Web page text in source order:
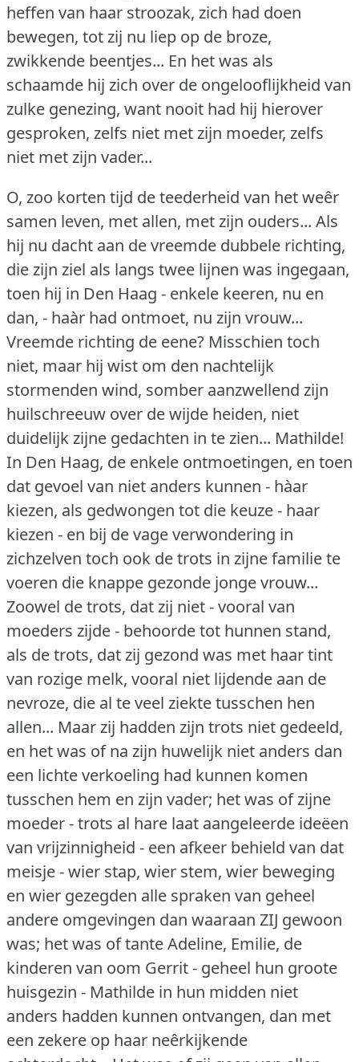
heffen van haar stroozak, zich had doen
bewegen, tot zij nu liep op de broze,
zwikkende beentjes... En het was als
schaamde hij zich over de ongelooflijkheid van
zulke genezing, want nooit had hij hierover
gesproken, zelfs niet met zijn moeder, zelfs
niet met zijn vader...
O, zoo korten tijd de teederheid van het weêr
samen leven, met allen, met zijn ouders... Als
hij nu dacht aan de vreemde dubbele richting,
die zijn ziel als langs twee lijnen was ingegaan,
toen hij in Den Haag - enkele keeren, nu en
dan, - haàr had ontmoet, nu zijn vrouw...
Vreemde richting de eene? Misschien toch
niet, maar hij wist om den nachtelijk
stormenden wind, somber aanzwellend zijn
huilschreeuw over de wijde heiden, niet
duidelijk zijne gedachten in te zien... Mathilde!
In Den Haag, de enkele ontmoetingen, en toen
dat gevoel van niet anders kunnen - hàar
kiezen, als gedwongen tot die keuze - haar
kiezen - en bij de vage verwondering in
zichzelven toch ook de trots in zijne familie te
voeren die knappe gezonde jonge vrouw...
Zoowel de trots, dat zij niet - vooral van
moeders zijde - behoorde tot hunnen stand,
als de trots, dat zij gezond was met haar tint
van rozige melk, vooral niet lijdende aan de
nevroze, die al te veel ziekte tusschen hen
allen... Maar zij hadden zijn trots niet gedeeld,
en het was of na zijn huwelijk niet anders dan
een lichte verkoeling had kunnen komen
tusschen hem en zijn vader; het was of zijne
moeder - trots al hare laat aangeleerde ideëen
van vrijzinnigheid - een afkeer behield van dat
meisje - wier stap, wier stem, wier beweging
en wier gezegden alle spraken van geheel
andere omgevingen dan waaraan ZIJ gewoon
was; het was of tante Adeline, Emilie, de
kinderen van oom Gerrit - geheel hun groote
huisgezin - Mathilde in hun midden niet
anders hadden kunnen ontvangen, dan met
een zekere op haar neêrkijkende